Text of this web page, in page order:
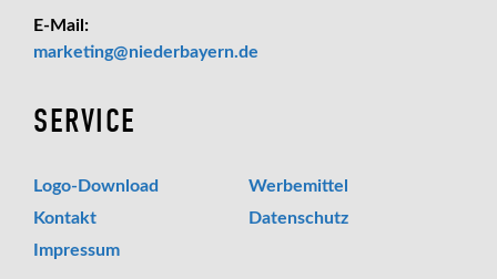
E-Mail:
marketing
_at_
niederbayern.de
SERVICE
Logo-Download
Werbemittel
Kontakt
Datenschutz
Impressum